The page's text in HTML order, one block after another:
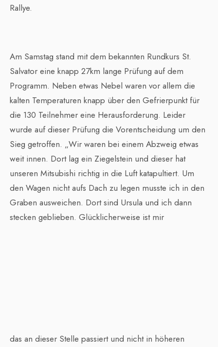
Rallye.
Am Samstag stand mit dem bekannten Rundkurs St.
Salvator eine knapp 27km lange Prüfung auf dem
Programm. Neben etwas Nebel waren vor allem die
kalten Temperaturen knapp über den Gefrierpunkt für
die 130 Teilnehmer eine Herausforderung. Leider
wurde auf dieser Prüfung die Vorentscheidung um den
Sieg getroffen. „Wir waren bei einem Abzweig etwas
weit innen. Dort lag ein Ziegelstein und dieser hat
unseren Mitsubishi richtig in die Luft katapultiert. Um
den Wagen nicht aufs Dach zu legen musste ich in den
Graben ausweichen. Dort sind Ursula und ich dann
stecken geblieben. Glücklicherweise ist mir
das an dieser Stelle passiert und nicht in höheren